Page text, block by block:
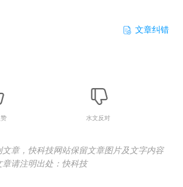
文章纠错
水文反对
章，快科技网站保留文章图片及文字内容
请注明出处：快科技